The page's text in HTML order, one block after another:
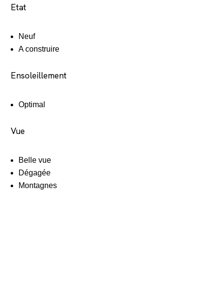
Etat
Neuf
A construire
Ensoleillement
Optimal
Vue
Belle vue
Dégagée
Montagnes